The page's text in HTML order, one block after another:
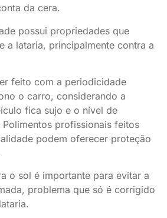
da cera.
possui propriedades que
a lataria, principalmente contra a
feito com a periodicidade
o carro, considerando a
fica sujo e o nível de
profissionais feitos
podem oferecer proteção
o sol é importante para evitar a
problema que só é corrigido